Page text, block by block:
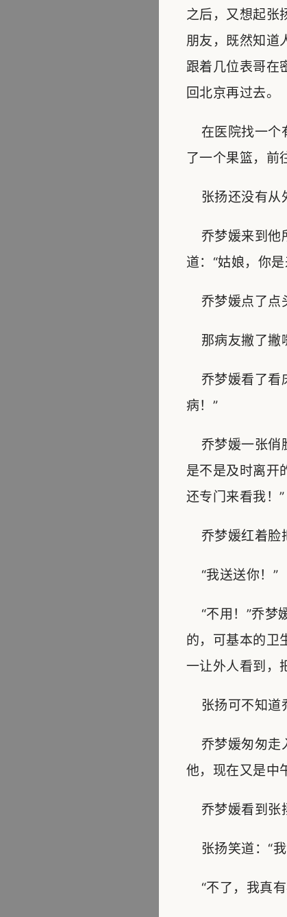
之后，又想起张
朋友，既然知道
跟着几位表哥在
回北京再过去。
在医院找一个
了一个果篮，前
张扬还没有从
乔梦媛来到他
道：“姑娘，你
乔梦媛点了点
那病友撇了撇
乔梦媛看了看
病！”
乔梦媛一张俏
是不是及时离开
还专门来看我！”
乔梦媛红着脸
“我送送你！”
“不用！”乔梦
的，可基本的卫
一让外人看到，
张扬可不知道
乔梦媛匆匆走
他，现在又是中
乔梦媛看到张
张扬笑道：“我
“不了，我真有